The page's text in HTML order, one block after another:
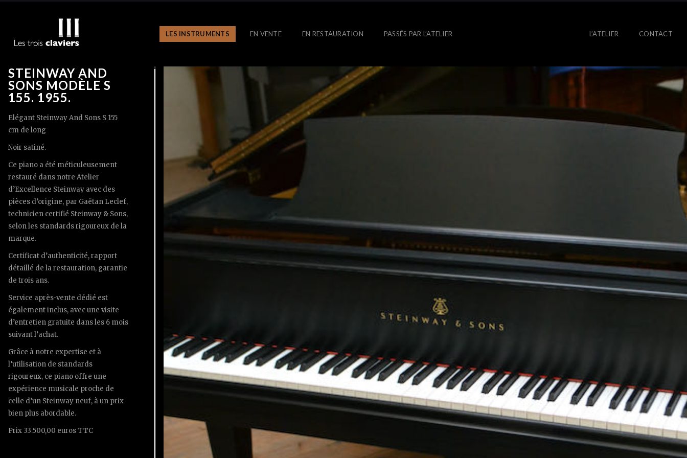
LES INSTRUMENTS EN VENTE EN RESTAURATION PASSÉS PAR L’ATELIER L’ATELIER CONTACT
STEINWAY AND
SONS MODÈLE S
155. 1955.
Elégant Steinway And Sons S 155
cm de long
Noir satiné.
Ce piano a été méticuleusement
restauré dans notre Atelier
d’Excellence Steinway avec des
pièces d’origine, par Gaëtan Leclef,
technicien certifié Steinway & Sons,
selon les standards rigoureux de la
marque.
Certificat d’authenticité, rapport
détaillé de la restauration, garantie
de trois ans.
Service après-vente dédié est
également inclus, avec une visite
d’entretien gratuite dans les 6 mois
suivant l’achat.
Grâce à notre expertise et à
l’utilisation de standards
rigoureux, ce piano offre une
expérience musicale proche de
celle d’un Steinway neuf, à un prix
bien plus abordable.
Prix 33.500,00 euros TTC